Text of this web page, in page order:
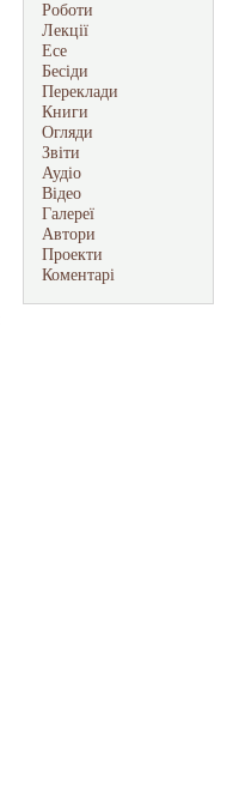
Роботи
Лекції
Есе
Бесіди
Переклади
Книги
Огляди
Звіти
Аудіо
Відео
Галереї
Автори
Проекти
Коментарі